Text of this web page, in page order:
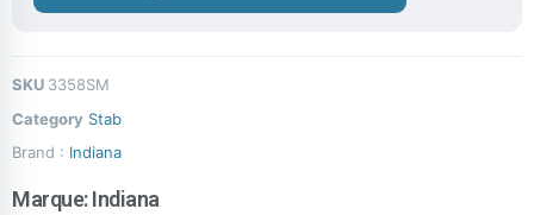
SKU 3358SM
Category Stab
Brand : Indiana
Marque:Indiana